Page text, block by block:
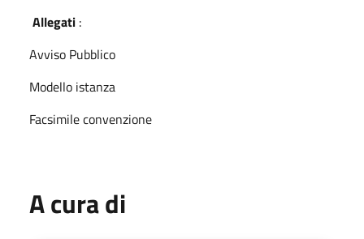
Allegati :
Avviso Pubblico
Modello istanza
Facsimile convenzione
A cura di